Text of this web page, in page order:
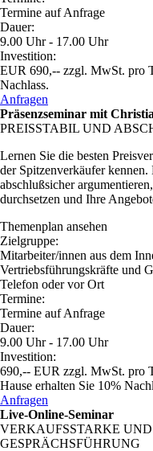
Termine auf Anfrage
Dauer:
9.00 Uhr - 17.00 Uhr
Investition:
EUR 690,-- zzgl. MwSt. pro
Nachlass.
Anfragen
Präsenzseminar mit
PREISSTABIL UND
Lernen Sie die besten
der Spitzenverkäufer
abschlußsicher
durchsetzen und Ihre
Themenplan ansehen
Zielgruppe:
Mitarbeiter/innen aus dem
Vertriebsführungskräfte und
Telefon oder vor Ort
Termine:
Termine auf Anfrage
Dauer:
9.00 Uhr - 17.00 Uhr
Investition:
690,-- EUR zzgl. MwSt. pro
Hause erhalten Sie 10%
Anfragen
Live-Online-Seminar
VERKAUFSSTARKE UND
GESPRÄCHSFÜHRUNG